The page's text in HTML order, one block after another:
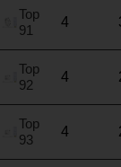
Top
91
4
Top
92
4
Top
93
4